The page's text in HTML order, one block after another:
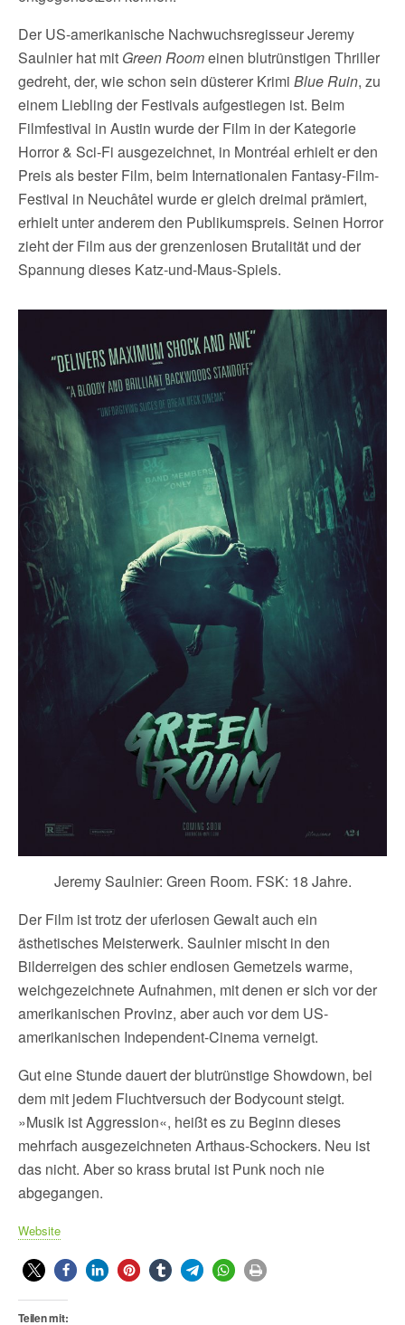
Der US-amerikanische Nachwuchsregisseur Jeremy
Saulnier hat mit Green Roomeinen blutrünstigen Thriller
gedreht, der, wie schon sein düsterer Krimi Blue Ruin, zu
einem Liebling der Festivals aufgestiegen ist. Beim
Filmfestival in Austin wurde der Film in der Kategorie
Horror & Sci-Fi ausgezeichnet, in Montréal erhielt er den
Preis als bester Film, beim Internationalen Fantasy-Film-
Festival in Neuchâtel wurde er gleich dreimal prämiert,
erhielt unter anderem den Publikumspreis. Seinen Horror
zieht der Film aus der grenzenlosen Brutalität und der
Spannung dieses Katz-und-Maus-Spiels.
Jeremy Saulnier: Green Room. FSK: 18 Jahre.
Der Film ist trotz der uferlosen Gewalt auch ein
ästhetisches Meisterwerk. Saulnier mischt in den
Bilderreigen des schier endlosen Gemetzels warme,
weichgezeichnete Aufnahmen, mit denen er sich vor der
amerikanischen Provinz, aber auch vor dem US-
amerikanischen Independent-Cinema verneigt.
Gut eine Stunde dauert der blutrünstige Showdown, bei
dem mit jedem Fluchtversuch der Bodycount steigt.
»Musik ist Aggression«, heißt es zu Beginn dieses
mehrfach ausgezeichneten Arthaus-Schockers. Neu ist
das nicht. Aber so krass brutal ist Punk noch nie
abgegangen.
Website
Teilen mit: